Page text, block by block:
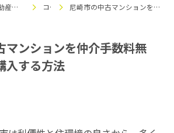
兵庫県西宮市の不動産なら株式会社シフト総合ハウジング コラム 尼崎市の中古マンションを仲介手数料無料～割引で購入する方法
マンションを仲介手数料無
入する方法